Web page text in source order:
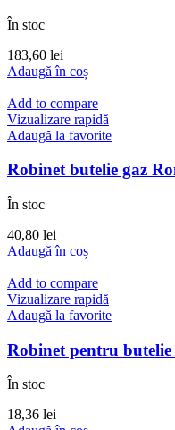
În stoc
183,60 lei
Adaugă în coș
Add to compare
Vizualizare rapidă
Adaugă la favorite
Robinet butelie gaz
În stoc
40,80 lei
Adaugă în coș
Add to compare
Vizualizare rapidă
Adaugă la favorite
Robinet pentru
În stoc
18,36 lei